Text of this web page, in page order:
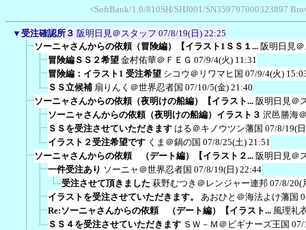
<SoftBank/1.0/810SH/SHJ001/SN359797000323897
▼ 受注確認所３ 阪明日見＠スタッフ 07/8/19(日) 22:25
ソーニャさんからの依頼（冒険編）【イラスト1ＳＳ１... 阪明日見
冒険編ＳＳ２希望 金村佑華＠ＦＥＧ 07/9/4(火) 11:31
冒険編：イラスト1 受注希望 シコウ＠リワマヒ国 07/9/4(火)
ＳＳ立候補 扇りんく＠世界忍者国 07/10/5(金) 21:40
ソーニャさんからの依頼（夜明けの船編）【イラスト... 阪明日見＠
ソーニャさんからの依頼（夜明けの船編）イラスト３ 沢邑勝海
ＳＳを受注させていただきます はる＠キノウツン藩国 07/8/19(
イラスト２受注希望です くま＠鍋の国 07/8/25(土) 21:51
ソーニャさんからの依頼 （デート編）【イラスト２... 阪明日見＠
一件受注あり ソーニャ＠世界忍者国 07/8/19(日) 22:44
受注させて頂きました 萩野むつき＠レンジャー連邦 07/8/20(
イラストを受注させていただきます。
あおひと＠海法よけ藩国
Re:ソーニャさんからの依頼 （デート編）【イラスト... 風理礼
ＳＳ４を受注させていただきます ＳＷ－Ｍ＠ビギナーズ王国 07/